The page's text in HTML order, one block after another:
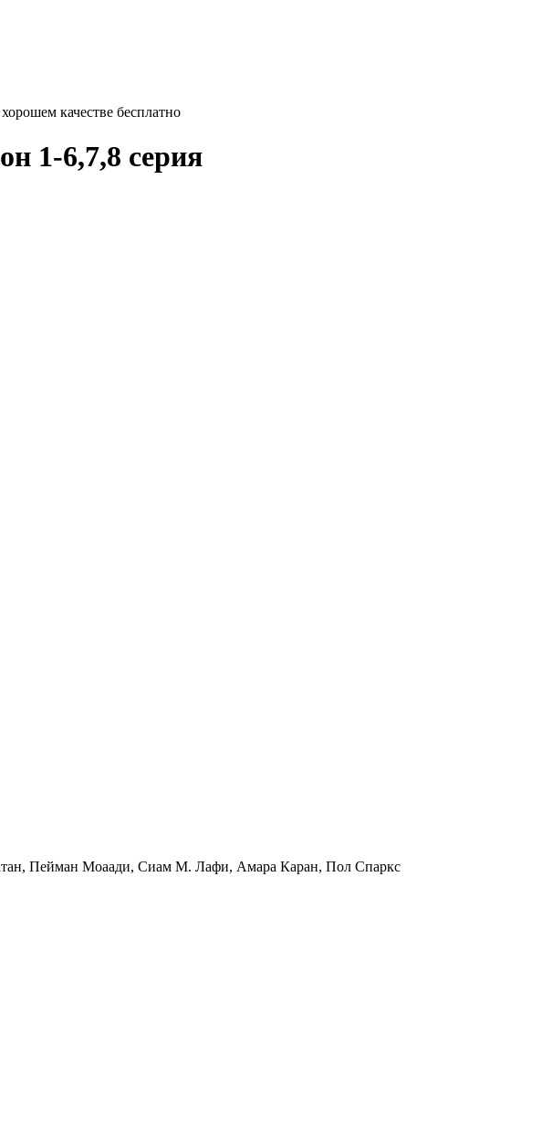
качестве бесплатно
1-6,7,8 серия
Пейман Моаади, Сиам М. Лафи, Амара Каран, Пол Спаркс